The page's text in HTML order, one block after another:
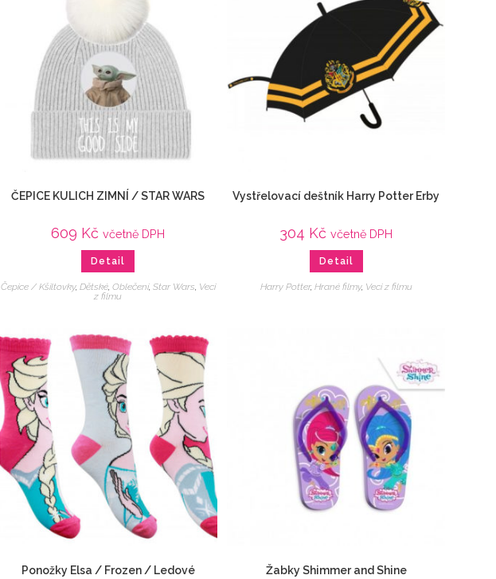
ČEPICE KULICH ZIMNÍ / STAR WARS
609 Kč včetně DPH
Detail
Čepice / Kšiltovky, Dětské, Oblečení, Star Wars, Veci
z filmu
Vystřelovací deštník Harry Potter Erby
304 Kč včetně DPH
Detail
Harry Potter, Hrané filmy, Veci z filmu
Ponožky Elsa / Frozen / Ledové
Žabky Shimmer and Shine